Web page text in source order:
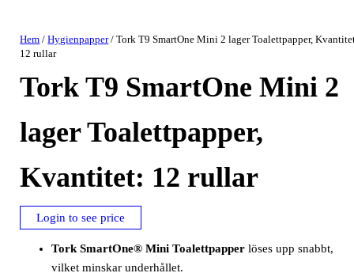
Hem /Hygienpapper/ Tork T9 SmartOne Mini 2 lager Toalettpapper,
12 rullar
Tork T9 SmartOne Mini 2
lager Toalettpapper,
Kvantitet: 12 rullar
Login to see price
Tork SmartOne® Mini Toalettpapper löses upp snabbt,
vilket minskar underhållet.